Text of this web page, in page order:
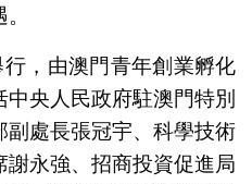
，由澳門青年創業孵化
央人民政府駐澳門特別
處長張冠宇、科學技術
永強、招商投資促進局